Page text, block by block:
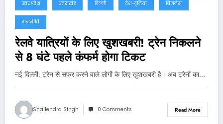
उत्तर प्रदेश उत्तराखंड दिल्ली देश-दुनिया बिजनेस
राजनीति
रेलवे यात्रियों के लिए खुशखबरी! ट्रेन निकलने
से 8 घंटे पहले कंफर्म होगा टिकट
नई दिल्‍ली: ट्रेन से सफर करने वाले लोगों के लिए खुशखबरी है। अब ट्रेनों का…
Shailendra Singh 0 Comments Read More